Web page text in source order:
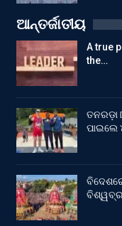
ଆନ୍ତର୍ଜାତୀୟ
A true
the…
ପାଇଲେ